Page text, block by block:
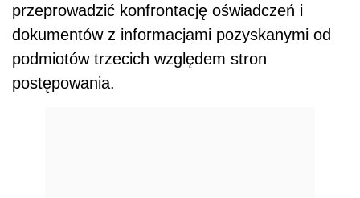
przeprowadzić konfrontację oświadczeń i
dokumentów z informacjami pozyskanymi od
podmiotów trzecich względem stron
postępowania.